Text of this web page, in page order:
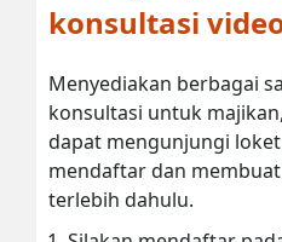
konsultasi
Menyediakan berbagai
konsultasi untuk
dapat mengunjungi
mendaftar dan
terlebih dahulu.